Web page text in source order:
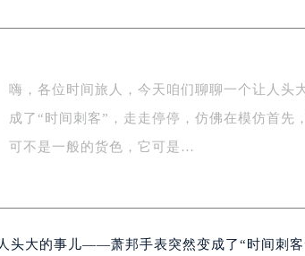
嗨，各位时间旅人，今天咱们聊聊一个让人
成了“时间刺客”，走走停停，仿佛在模仿首先
可不是一般的货色，它可是…
头大的事儿——萧邦手表突然变成了“时间刺